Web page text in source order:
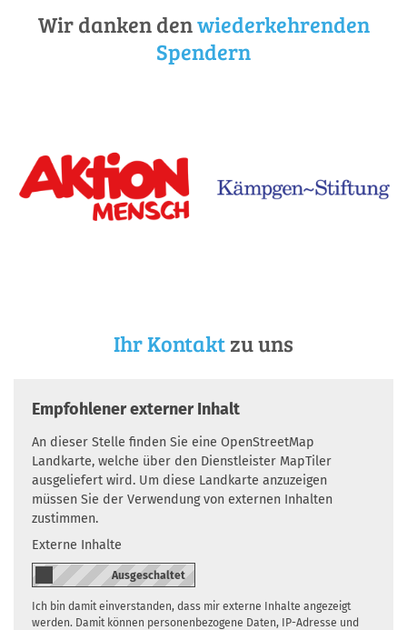
Wir danken denwiederkehrenden
Spendern
Ihr Kontaktzu uns
Empfohlener externer Inhalt
An dieser Stelle finden Sie eine OpenStreetMap
Landkarte, welche über den Dienstleister MapTiler
ausgeliefert wird. Um diese Landkarte anzuzeigen
müssen Sie der Verwendung von externen Inhalten
zustimmen.
Externe Inhalte
Ich bin damit einverstanden, dass mir externe Inhalte angezeigt
werden. Damit können personenbezogene Daten, IP-Adresse und